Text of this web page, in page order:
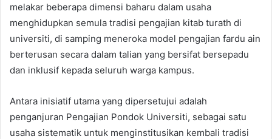
melakar beberapa dimensi baharu dalam usaha
menghidupkan semula tradisi pengajian kitab turath di
universiti, di samping meneroka model pengajian fardu ain
berterusan secara dalam talian yang bersifat bersepadu
dan inklusif kepada seluruh warga kampus.
Antara inisiatif utama yang dipersetujui adalah
penganjuran Pengajian Pondok Universiti, sebagai satu
usaha sistematik untuk menginstitusikan kembali tradisi